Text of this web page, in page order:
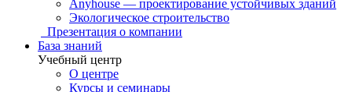
Anyhouse — проектирование устойчивых зданий
Экологическое строительство
Презентация о компании
База знаний
Учебный центр
О центре
Курсы и семинары